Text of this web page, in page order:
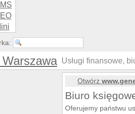
Warszawa Usługi finansowe,
Otwórz
Biuro
Oferujemy państwu